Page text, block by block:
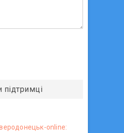
підтримці
online: